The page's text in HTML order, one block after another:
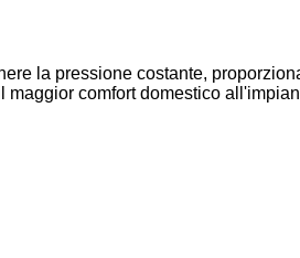
la pressione costante,
comfort domestico